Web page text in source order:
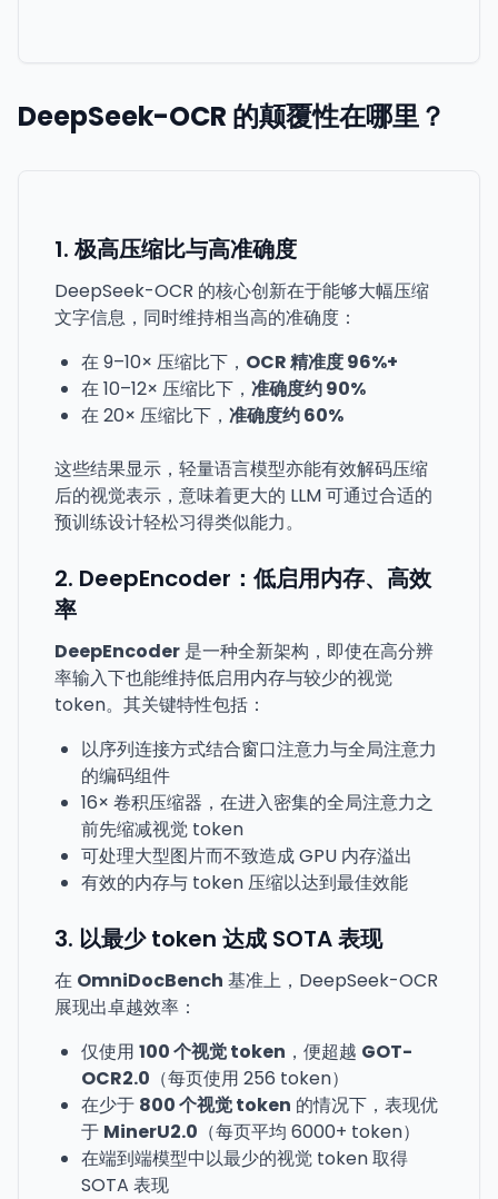
DeepSeek-OCR 的颠覆性在哪里？
1. 极高压缩比与高准确度
DeepSeek-OCR 的核心创新在于能够大幅压缩
文字信息，同时维持相当高的准确度：
在 9–10× 压缩比下， OCR 精准度 96%+
在 10–12× 压缩比下， 准确度约 90%
在 20× 压缩比下， 准确度约 60%
这些结果显示，轻量语言模型亦能有效解码压缩
后的视觉表示，意味着更大的 LLM 可通过合适的
预训练设计轻松习得类似能力。
2. DeepEncoder：低启用内存、高效
率
DeepEncoder 是一种全新架构，即使在高分辨
率输入下也能维持低启用内存与较少的视觉
token。其关键特性包括：
以序列连接方式结合窗口注意力与全局注意力
的编码组件
16× 卷积压缩器，在进入密集的全局注意力之
前先缩减视觉 token
可处理大型图片而不致造成 GPU 内存溢出
有效的内存与 token 压缩以达到最佳效能
3. 以最少 token 达成 SOTA 表现
在 OmniDocBench 基准上，DeepSeek-OCR
展现出卓越效率：
仅使用 100 个视觉 token ，便超越 GOT-
OCR2.0 （每页使用 256 token）
在少于 800 个视觉 token 的情况下，表现优
于 MinerU2.0 （每页平均 6000+ token）
在端到端模型中以最少的视觉 token 取得
SOTA 表现